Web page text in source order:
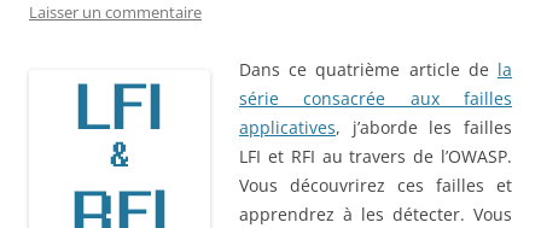
Laisser un commentaire
Dans ce quatrième article de la
série consacrée aux failles
applicatives, j’aborde les failles
LFI et RFI au travers de l’OWASP.
Vous découvrirez ces failles et
apprendrez à les détecter. Vous